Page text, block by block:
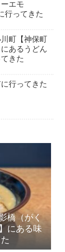
エモ
行ってきた
町【神保町
あるうどん
きた
行ってきた
橋（がく
にある味